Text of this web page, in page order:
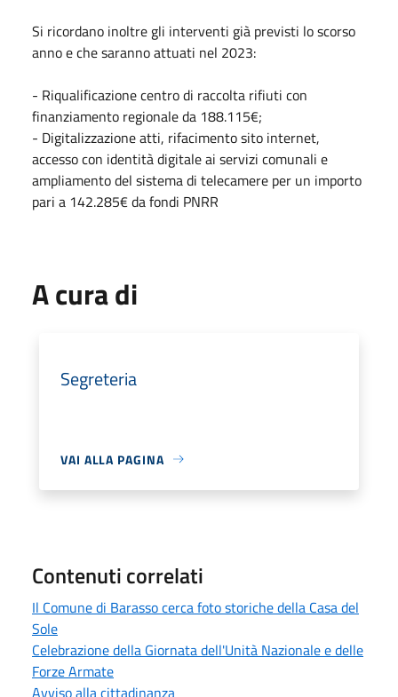
Si ricordano inoltre gli interventi già previsti lo scorso
anno e che saranno attuati nel 2023:
- Riqualificazione centro di raccolta rifiuti con
finanziamento regionale da 188.115€;
- Digitalizzazione atti, rifacimento sito internet,
accesso con identità digitale ai servizi comunali e
ampliamento del sistema di telecamere per un importo
pari a 142.285€ da fondi PNRR
A cura di
Segreteria
VAI ALLA PAGINA
Contenuti correlati
Il Comune di Barasso cerca foto storiche della Casa del
Sole
Celebrazione della Giornata dell'Unità Nazionale e delle
Forze Armate
Avviso alla cittadinanza